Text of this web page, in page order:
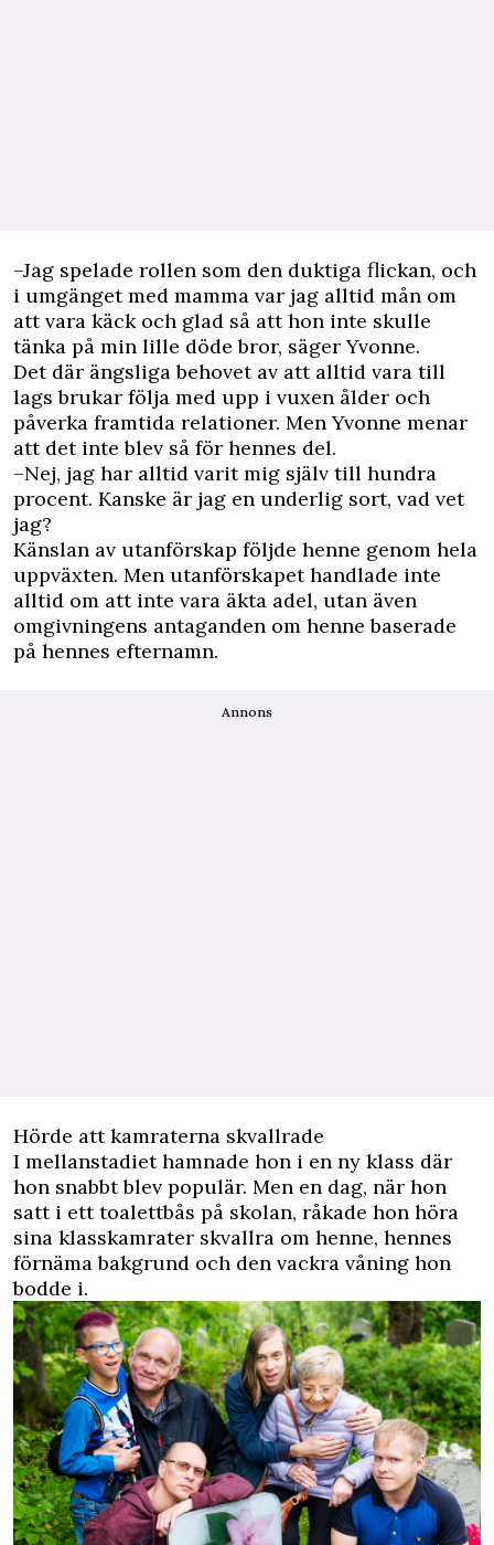
–Jag spelade rollen som den duktiga flickan, och
i umgänget med mamma var jag alltid mån om
att vara käck och glad så att hon inte skulle
tänka på min lille döde bror, säger Yvonne.
Det där ängsliga behovet av att alltid vara till
lags brukar följa med upp i vuxen ålder och
påverka framtida relationer. Men Yvonne menar
att det inte blev så för hennes del.
–Nej, jag har alltid varit mig själv till hundra
procent. Kanske är jag en underlig sort, vad vet
jag?
Känslan av utanförskap följde henne genom hela
uppväxten. Men utanförskapet handlade inte
alltid om att inte vara äkta adel, utan även
omgivningens antaganden om henne baserade
på hennes efternamn.
Annons
Hörde att kamraterna skvallrade
I mellanstadiet hamnade hon i en ny klass där
hon snabbt blev populär. Men en dag, när hon
satt i ett toalettbås på skolan, råkade hon höra
sina klasskamrater skvallra om henne, hennes
förnäma bakgrund och den vackra våning hon
bodde i.